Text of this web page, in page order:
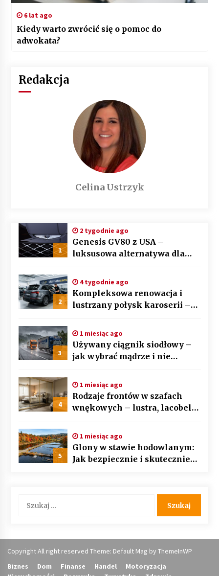
6 lat ago
Kiedy warto zwrócić się o pomoc do
adwokata?
Redakcja
Celina Ustrzyk
1
2 tygodnie ago
Genesis GV80 z USA –
luksusowa alternatywa dla
2
4 tygodnie ago
Kompleksowa renowacja i
lustrzany połysk karoserii –
3
1 miesiąc ago
Używany ciągnik siodłowy –
jak wybrać mądrze i nie
po kroku
4
1 miesiąc ago
Rodzaje frontów w szafach
wnękowych – lustra, lacobel
5
1 miesiąc ago
Glony w stawie hodowlanym:
Jak bezpiecznie i skutecznie
Copyright All right reserved Theme: Default Mag by ThemeInWP
Biznes
Dom Finanse Handel
Motoryzacja